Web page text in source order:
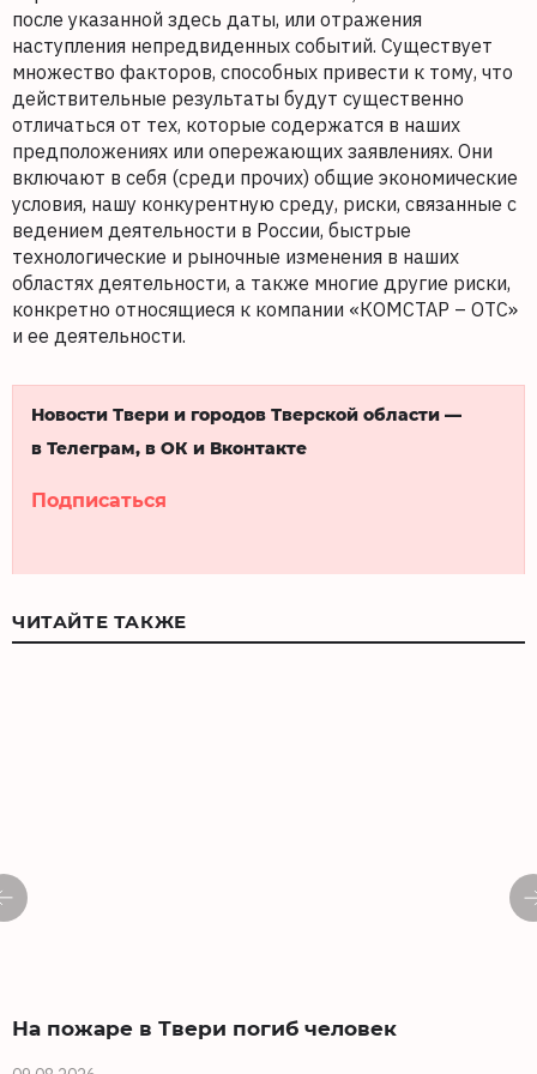
после указанной здесь даты, или отражения
наступления непредвиденных событий. Существует
множество факторов, способных привести к тому, что
действительные результаты будут существенно
отличаться от тех, которые содержатся в наших
предположениях или опережающих заявлениях. Они
включают в себя (среди прочих) общие экономические
условия, нашу конкурентную среду, риски, связанные с
ведением деятельности в России, быстрые
технологические и рыночные изменения в наших
областях деятельности, а также многие другие риски,
конкретно относящиеся к компании «КОМСТАР – ОТС»
и ее деятельности.
Новости Твери и городов Тверской области —
в Телеграм, в ОК и Вконтакте
Подписаться
ЧИТАЙТЕ ТАКЖЕ
На пожаре в Твери погиб человек